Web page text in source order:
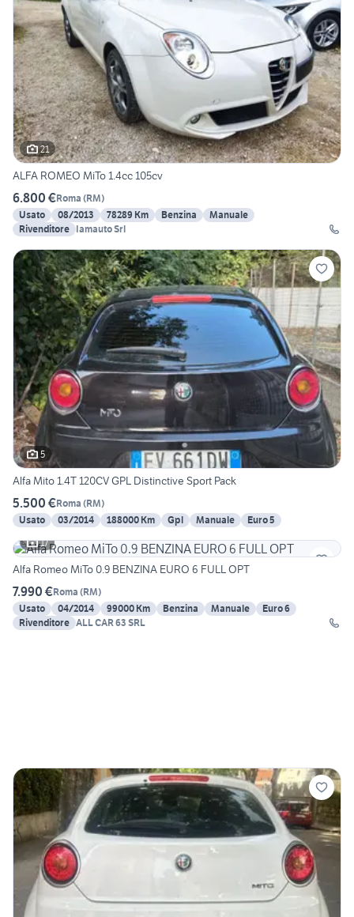
21
ALFA ROMEO MiTo 1.4cc 105cv
6.800 €Roma (RM)
Usato
08/2013 78289 Km Benzina
Manuale
Rivenditore Iamauto Srl
5
Alfa Mito 1.4T 120CV GPL Distinctive Sport Pack
5.500 €Roma (RM)
Usato
03/2014 188000 Km Gpl Manuale
Euro 5
17
Alfa Romeo MiTo 0.9 BENZINA EURO 6 FULL OPT
7.990 €Roma (RM)
Usato
04/2014 99000 Km Benzina Manuale
Euro 6
Rivenditore ALL CAR 63 SRL